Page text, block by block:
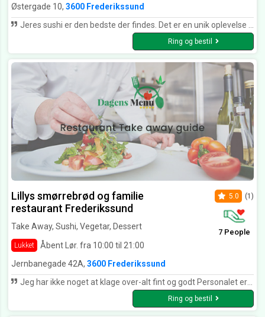
Østergade 10, 3600 Frederikssund
Jeres sushi er den bedste der findes. Det er en unik oplevelse at spise det. Så lækkert :)
Ring og bestil
Lillys smørrebrød og familie
restaurant Frederikssund
Take Away, Sushi, Vegetar, Dessert
Lukket Åbent Lør. fra 10:00 til 21:00
5.0 (1)
7 People
Jernbanegade 42A, 3600 Frederikssund
Jeg har ikke noget at klage over-alt fint og godt Personalet er også fin
Ring og bestil